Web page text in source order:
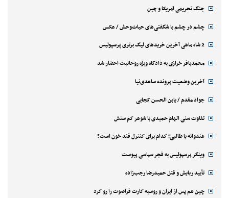
جنگ تحریمی آمریکا و چین
چشم در چشم با شگفتی‌های حیات‌وحش / عکس
2 شاه ماهی آخرین خریدهای لیگ برتری پرسپولیس
محمدباقر خرازی به دادگاه ویژه روحانیت احضار شد
آخرین وضعیت پرونده ساعدی‌نیا
جواد مقدم / یابن الحسن کجایی
تفاوت سنی الهام حمیدی با شوهر کم سنش
هندوانه یا طالبی؛ کدام‌ برای کنترل قند خون است؟
وینگر پرسپولیس به فجر سپاسی پیوست
تأیید ربایش و قتل حمیدرضا رجب‌زاده
چین هم پس از ایران و روسیه کارت فراصوت را رو کرد